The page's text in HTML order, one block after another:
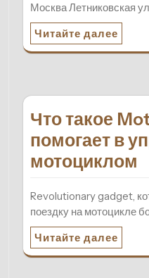
Москва Летниковская
Читайте далее
Что такое
помогает в
мотоциклом
Revolutionary gadget,
поездку на мотоцикле
Читайте далее